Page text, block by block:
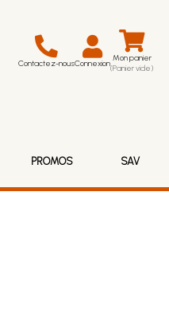
Contactez-nousConnexion Mon panier
(Panier vide)
PROMOS SAV